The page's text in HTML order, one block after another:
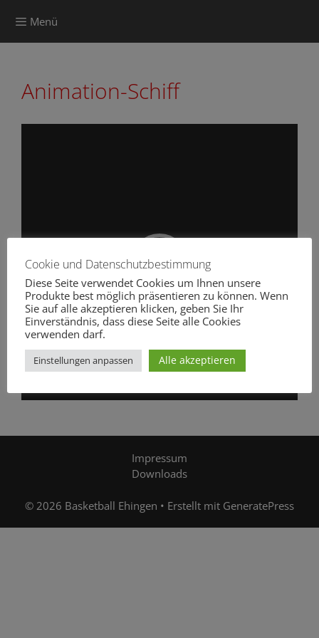
Inhalt Menü
Animation-Schiff
Impressum
Downloads
© 2026 Basketball Ehingen • Erstellt mit GeneratePress
Cookie und Datenschutzbestimmung
Diese Seite verwendet Cookies um Ihnen unsere
Produkte best möglich präsentieren zu können. Wenn
Sie auf alle akzeptieren klicken, geben Sie Ihr
Einverständnis, dass diese Seite alle Cookies
verwenden darf.
Einstellungen anpassen Alle akzeptieren